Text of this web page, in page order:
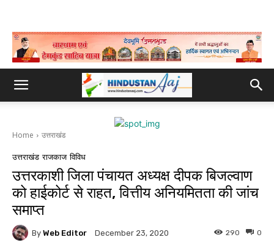
Home उत्तराखंड
उत्तराखंड राजकाज विविध
उत्तरकाशी जिला पंचायत अध्यक्ष दीपक बिजल्वाण
को हाईकोर्ट से राहत, वित्तीय अनियमितता की जांच
समाप्त
By Web Editor December 23, 2020 0
290